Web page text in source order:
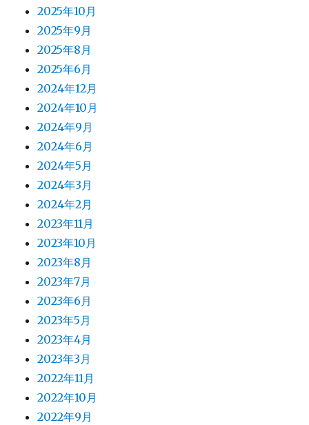
2025年10月
2025年9月
2025年8月
2025年6月
2024年12月
2024年10月
2024年9月
2024年6月
2024年5月
2024年3月
2024年2月
2023年11月
2023年10月
2023年8月
2023年7月
2023年6月
2023年5月
2023年4月
2023年3月
2022年11月
2022年10月
2022年9月